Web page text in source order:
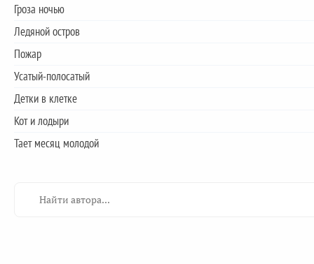
Гроза ночью
Ледяной остров
Пожар
Усатый-полосатый
Детки в клетке
Кот и лодыри
Тает месяц молодой